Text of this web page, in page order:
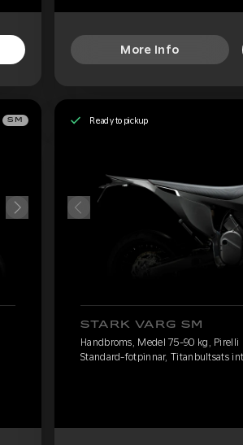
More Info
SM Ready to pickup
STARK VARG SM
Handbroms, Medel 75-90 kg, Pirelli
Standard-fotpinnar, Titanbultsats